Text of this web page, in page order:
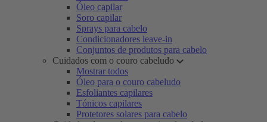
Óleo capilar
Soro capilar
Sprays para cabelo
Condicionadores leave-in
Conjuntos de produtos para cabelo
Cuidados com o couro cabeludo
Mostrar todos
Óleo para o couro cabeludo
Esfoliantes capilares
Tónicos capilares
Protetores solares para cabelo